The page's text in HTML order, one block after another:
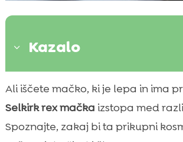
3 Kazalo
 Osnovne značilnosti selkirk
 Izvor pasme selkirk rex
 Izrazit videz selkirk rex mačke
Ali iščete mačko, ki je lepa in ima
Selkirk rex mačka izstopa med
Spoznajte, zakaj bi ta prikupni